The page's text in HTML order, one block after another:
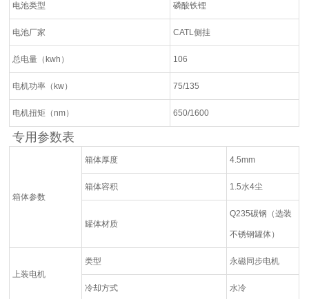
电池类型 磷酸铁锂
电池厂家 CATL侧挂
总电量（kwh） 106
电机功率（kw） 75/135
电机扭矩（nm） 650/1600
专用参数表
箱体参数
箱体厚度 4.5mm
箱体容积 1.5水4尘
罐体材质
Q235碳钢（选装
不锈钢罐体）
上装电机
类型 永磁同步电机
冷却方式 水冷